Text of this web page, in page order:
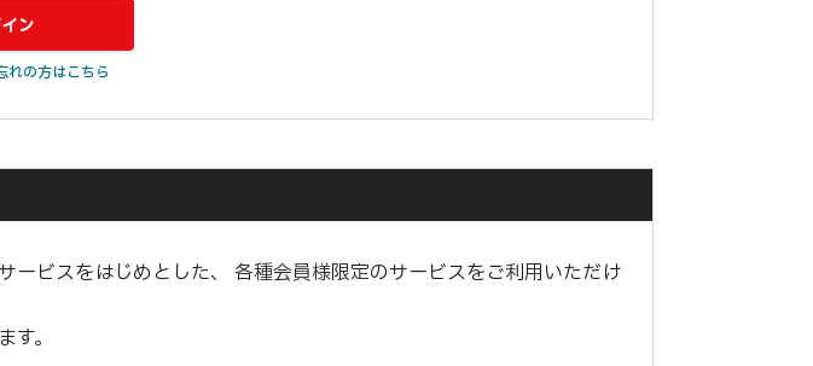
れの方はこちら
ビスをはじめとした、 各種会員様限定のサービスをご利用いただけ
。